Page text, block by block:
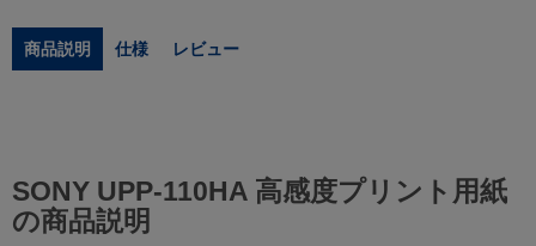
商品説明 仕様 レビュー
SONY UPP-110HA 高感度プリント用紙
の商品説明